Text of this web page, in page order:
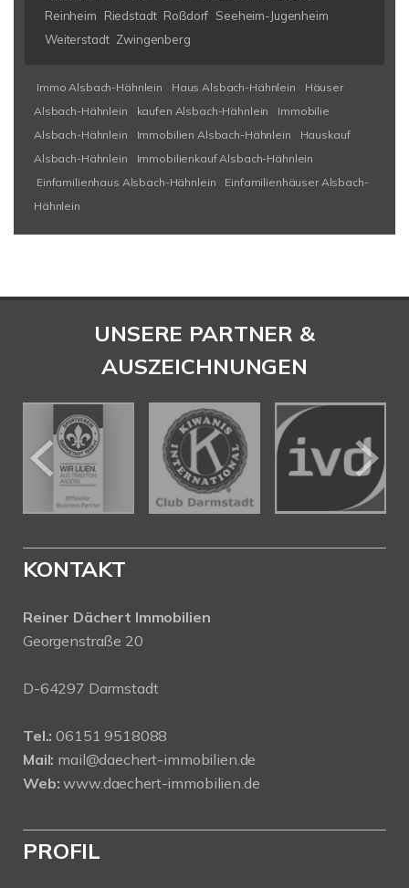
Reinheim
Riedstadt Roßdorf Seeheim-Jugenheim
Weiterstadt Zwingenberg
Immo Alsbach-Hähnlein Haus Alsbach-Hähnlein
Häuser
Alsbach-Hähnlein
kaufen Alsbach-Hähnlein
Immobilie
Alsbach-Hähnlein
Immobilien Alsbach-Hähnlein
Hauskauf
Alsbach-Hähnlein
Immobilienkauf Alsbach-Hähnlein
Einfamilienhaus Alsbach-Hähnlein
Einfamilienhäuser Alsbach-
Hähnlein
UNSERE PARTNER &
AUSZEICHNUNGEN
KONTAKT
Reiner Dächert Immobilien
Georgenstraße 20
D-64297 Darmstadt
Tel.: 06151 9518088
Mail: mail@daechert-immobilien.de
Web: www.daechert-immobilien.de
PROFIL